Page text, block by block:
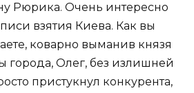
Рюрика. Очень интересно
взятия Киева. Как вы
коварно выманив князя
города, Олег, без излишней
пристукнул конкурента,